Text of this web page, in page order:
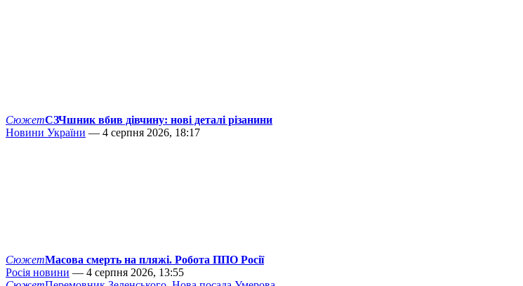
СюжетСЗЧшник вбив дівчину: нові деталі різанини
Новини України — 4 серпня 2026, 18:17
СюжетМасова смерть на пляжі. Робота ППО Росії
Росія новини — 4 серпня 2026, 13:55